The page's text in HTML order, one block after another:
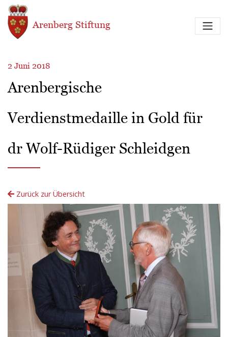
Direkt zum Inhalt
Arenberg Stiftung
2 Juni 2018
Arenbergische
Verdienstmedaille in Gold für
dr Wolf-Rüdiger Schleidgen
Zurück zur Übersicht